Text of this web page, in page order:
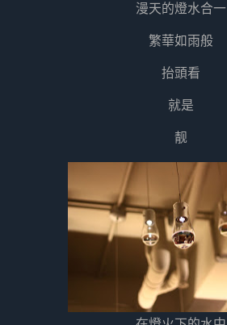
漫天的燈水合一
繁華如雨般
抬頭看
就是
靓